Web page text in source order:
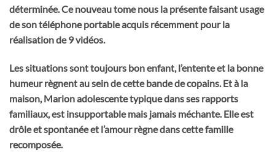
déterminée. Ce nouveau tome nous la présente faisant usage
de son téléphone portable acquis récemment pour la
réalisation de 9 vidéos.
Les situations sont toujours bon enfant, l’entente et la bonne
humeur règnent au sein de cette bande de copains. Et à la
maison, Marion adolescente typique dans ses rapports
familiaux, est insupportable mais jamais méchante. Elle est
drôle et spontanée et l’amour règne dans cette famille
recomposée.